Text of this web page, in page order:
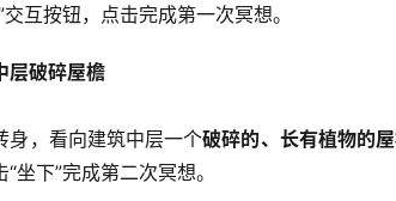
交互按钮，点击完成第一次冥想。
层破碎屋檐
身，看向建筑中层一个破碎的、长有植物的
坐下”完成第二次冥想。